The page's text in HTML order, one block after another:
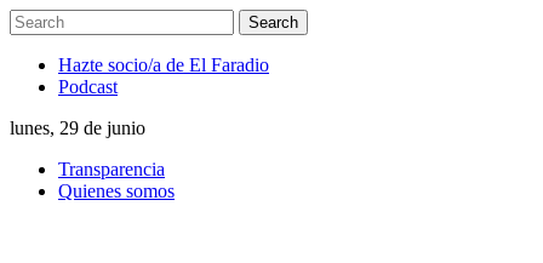
Hazte socio/a de El Faradio
Podcast
lunes, 29 de junio
Transparencia
Quienes somos